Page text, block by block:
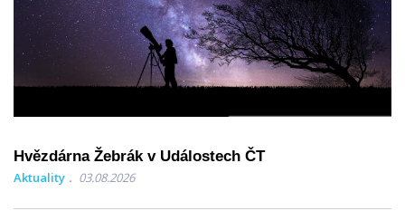
Hvězdárna Žebrák v Událostech ČT
Aktuality 03.08.2026